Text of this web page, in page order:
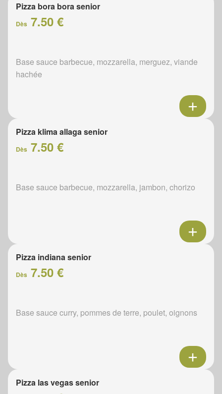
Pizza bora bora senior
Dès 7.50 €
Base sauce barbecue, mozzarella, merguez, viande
hachée
Pizza klima allaga senior
Dès 7.50 €
Base sauce barbecue, mozzarella, jambon, chorizo
Pizza indiana senior
Dès 7.50 €
Base sauce curry, pommes de terre, poulet, oignons
Pizza las vegas senior